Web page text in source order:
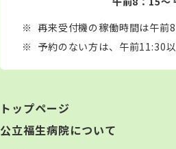
再来受付機の稼働時間は午前
予約のない方は、午前11:30
トップページ
公立福生病院について